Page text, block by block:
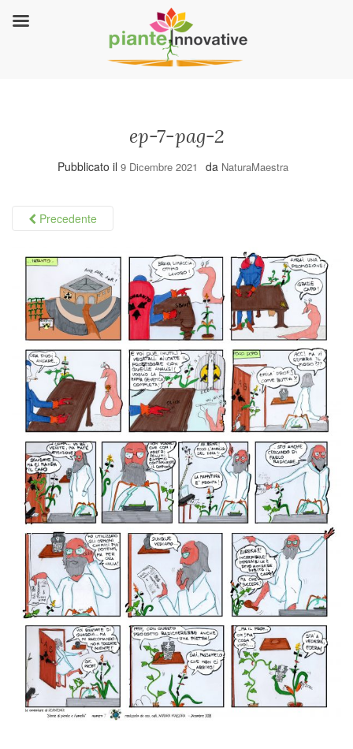
ep-7-pag-2
Pubblicato il 9 Dicembre 2021 da NaturaMaestra
Precedente